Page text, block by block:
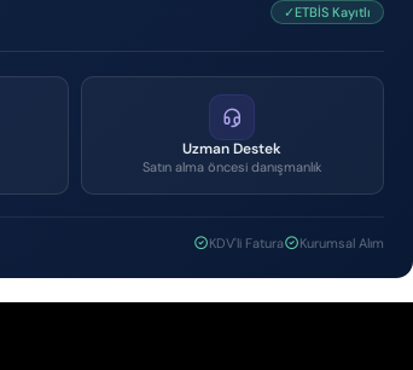
✓ETBİS Kayıtlı
Uzman Destek
Satın alma öncesi danışmanlık
KDV'li Fatura Kurumsal Alım